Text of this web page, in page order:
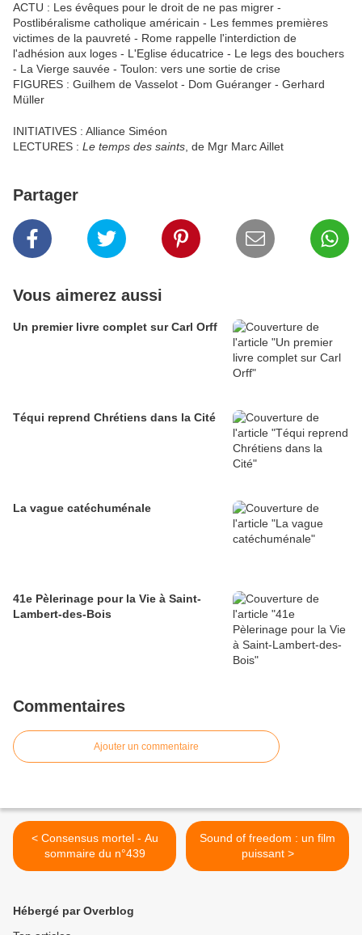
ACTU : Les évêques pour le droit de ne pas migrer -
Postlibéralisme catholique américain - Les femmes premières
victimes de la pauvreté - Rome rappelle l'interdiction de
l'adhésion aux loges - L'Eglise éducatrice - Le legs des bouchers
- La Vierge sauvée - Toulon: vers une sortie de crise
FIGURES : Guilhem de Vasselot - Dom Guéranger - Gerhard
Müller
INITIATIVES : Alliance Siméon
LECTURES : Le temps des saints , de Mgr Marc Aillet
Partager
Vous aimerez aussi
Un premier livre complet sur Carl Orff
Téqui reprend Chrétiens dans la Cité
La vague catéchuménale
41e Pèlerinage pour la Vie à Saint-
Lambert-des-Bois
Commentaires
Ajouter un commentaire
< Consensus mortel - Au
sommaire du n°439
Sound of freedom : un film
puissant >
Hébergé par Overblog